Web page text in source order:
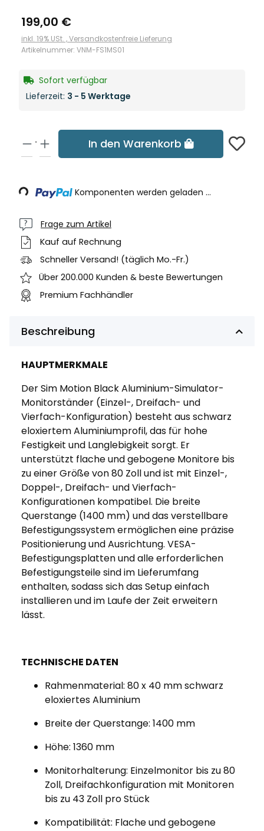
199,00 €
inkl. 19% USt. ,Versandkostenfreie Lieferung
Artikelnummer: VNM-FS1MS01
Sofort verfügbar
Lieferzeit: 3 - 5 Werktage
In den Warenkorb
Loading... Komponenten werden geladen ...
Frage zum Artikel
Kauf auf Rechnung
Schneller Versand! (täglich Mo.-Fr.)
Über 200.000 Kunden & beste Bewertungen
Premium Fachhändler
Beschreibung
HAUPTMERKMALE
Der Sim Motion Black Aluminium-Simulator-
Monitorständer (Einzel-, Dreifach- und
Vierfach-Konfiguration) besteht aus schwarz
eloxiertem Aluminiumprofil, das für hohe
Festigkeit und Langlebigkeit sorgt. Er
unterstützt flache und gebogene Monitore bis
zu einer Größe von 80 Zoll und ist mit Einzel-,
Doppel-, Dreifach- und Vierfach-
Konfigurationen kompatibel. Die breite
Querstange (1400 mm) und das verstellbare
Befestigungssystem ermöglichen eine präzise
Positionierung und Ausrichtung. VESA-
Befestigungsplatten und alle erforderlichen
Befestigungsteile sind im Lieferumfang
enthalten, sodass sich das Setup einfach
installieren und im Laufe der Zeit erweitern
lässt.
TECHNISCHE DATEN
Rahmenmaterial: 80 x 40 mm schwarz
eloxiertes Aluminium
Breite der Querstange: 1400 mm
Höhe: 1360 mm
Monitorhalterung: Einzelmonitor bis zu 80
Zoll, Dreifachkonfiguration mit Monitoren
bis zu 43 Zoll pro Stück
Kompatibilität: Flache und gebogene